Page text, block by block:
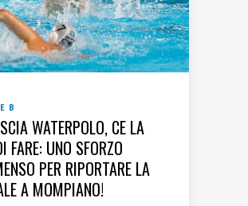
B
WATERPOLO, CE LA
FARE: UNO SFORZO
PER RIPORTARE LA
A MOMPIANO!